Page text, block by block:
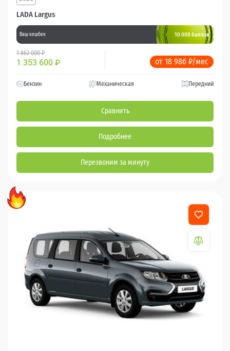
LADA Largus
Ваш кешбек 10 000 баллов
1 862 000 ₽
1 353 600 ₽ от 18 986 ₽/мес
Бензин Механическая Передний
Сравнить
Подробнее
Перезвоним за минуту